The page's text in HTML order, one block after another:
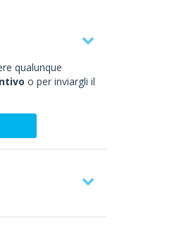
qualunque
o per inviargli il